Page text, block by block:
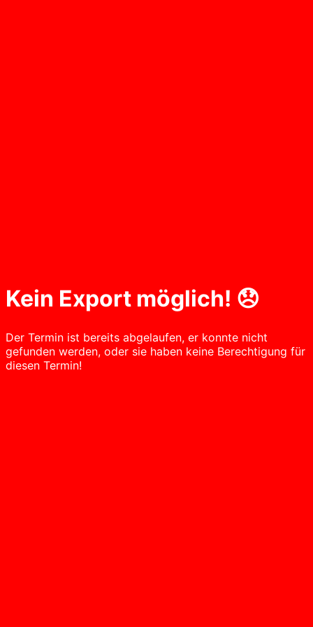
Kein Export möglich! 😞
Der Termin ist bereits abgelaufen, er konnte nicht
gefunden werden, oder sie haben keine Berechtigung für
diesen Termin!